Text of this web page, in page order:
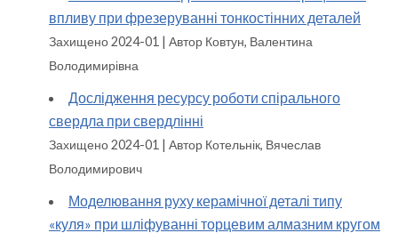
впливу при фрезеруванні тонкостінних деталей
Захищено 2024-01
Автор Ковтун, Валентина
Володимирівна
Дослідження ресурсу роботи спірального
свердла при свердлінні
Захищено 2024-01
Автор Котельнік, Вячеслав
Володимирович
Моделювання руху керамічної деталі типу
«куля» при шліфуванні торцевим алмазним кругом